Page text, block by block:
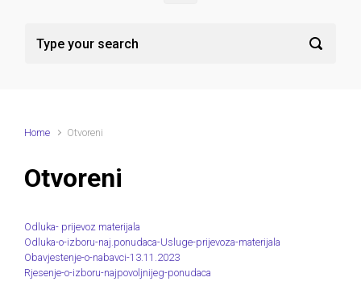
Home Otvoreni
Otvoreni
Odluka- prijevoz materijala
Odluka-o-izboru-naj.ponudaca-Usluge-prijevoza-materijala
Obavjestenje-o-nabavci-13.11.2023
Rjesenje-o-izboru-najpovoljnijeg-ponudaca